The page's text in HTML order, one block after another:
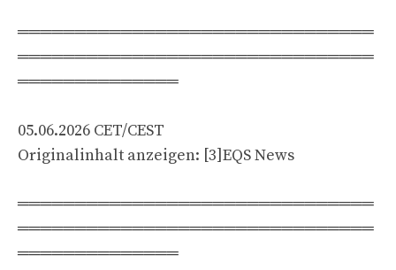
═══════════════════════════════
═══════════════════════════════
══════════════
05.06.2026 CET/CEST
Originalinhalt anzeigen: [3]EQS News
═══════════════════════════════
═══════════════════════════════
══════════════